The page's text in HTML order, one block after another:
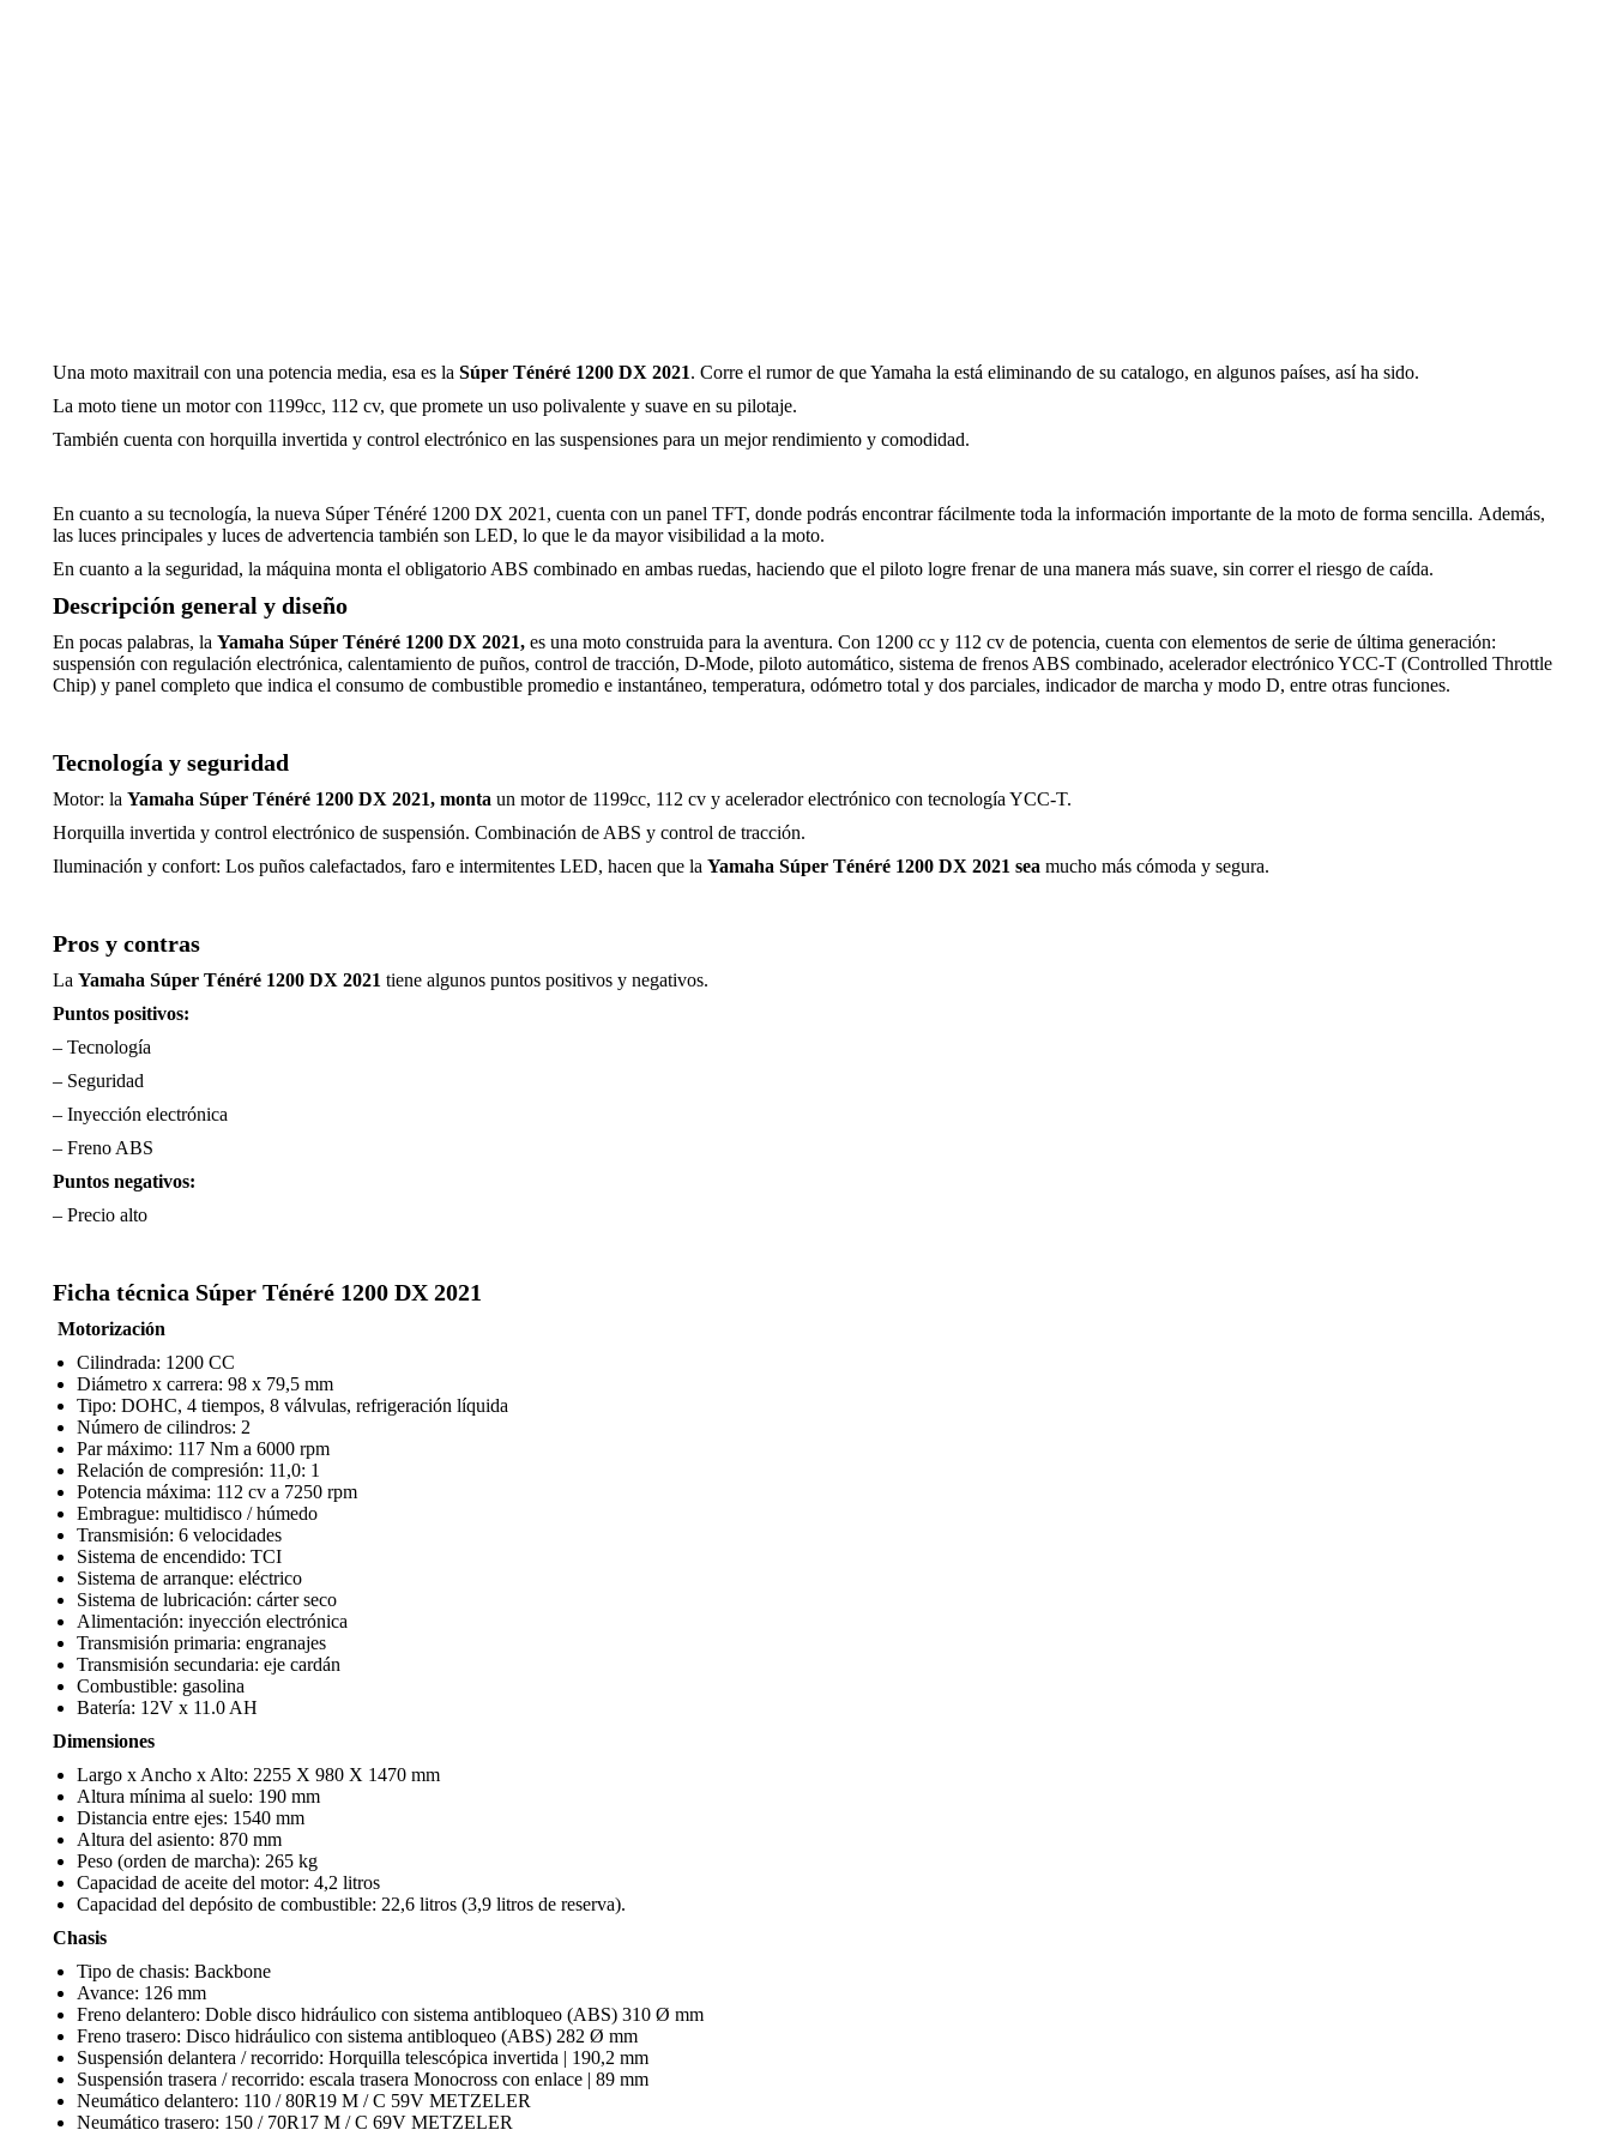
Una moto maxitrail con una potencia media, esa es la Súper Ténéré 1200 DX 2021. Corre el rumor de que Yamaha la está eliminando de su catalogo, en algunos países, así ha sido.
La moto tiene un motor con 1199cc, 112 cv, que promete un uso polivalente y suave en su pilotaje.
También cuenta con horquilla invertida y control electrónico en las suspensiones para un mejor rendimiento y comodidad.
En cuanto a su tecnología, la nueva Súper Ténéré 1200 DX 2021, cuenta con un panel TFT, donde podrás encontrar fácilmente toda la información importante de la moto de forma sencilla. Además,
las luces principales y luces de advertencia también son LED, lo que le da mayor visibilidad a la moto.
En cuanto a la seguridad, la máquina monta el obligatorio ABS combinado en ambas ruedas, haciendo que el piloto logre frenar de una manera más suave, sin correr el riesgo de caída.
Descripción general y diseño
En pocas palabras, la Yamaha Súper Ténéré 1200 DX 2021, es una moto construida para la aventura. Con 1200 cc y 112 cv de potencia, cuenta con elementos de serie de última generación:
suspensión con regulación electrónica, calentamiento de puños, control de tracción, D-Mode, piloto automático, sistema de frenos ABS combinado, acelerador electrónico YCC-T (Controlled Throttle
Chip) y panel completo que indica el consumo de combustible promedio e instantáneo, temperatura, odómetro total y dos parciales, indicador de marcha y modo D, entre otras funciones.
Tecnología y seguridad
Motor: la Yamaha Súper Ténéré 1200 DX 2021, monta un motor de 1199cc, 112 cv y acelerador electrónico con tecnología YCC-T.
Horquilla invertida y control electrónico de suspensión. Combinación de ABS y control de tracción.
Iluminación y confort: Los puños calefactados, faro e intermitentes LED, hacen que la Yamaha Súper Ténéré 1200 DX 2021 sea mucho más cómoda y segura.
Pros y contras
La Yamaha Súper Ténéré 1200 DX 2021 tiene algunos puntos positivos y negativos.
Puntos positivos:
– Tecnología
– Seguridad
– Inyección electrónica
– Freno ABS
Puntos negativos:
– Precio alto
Ficha técnica Súper Ténéré 1200 DX 2021
Motorización
Cilindrada: 1200 CC
Diámetro x carrera: 98 x 79,5 mm
Tipo: DOHC, 4 tiempos, 8 válvulas, refrigeración líquida
Número de cilindros: 2
Par máximo: 117 Nm a 6000 rpm
Relación de compresión: 11,0: 1
Potencia máxima: 112 cv a 7250 rpm
Embrague: multidisco / húmedo
Transmisión: 6 velocidades
Sistema de encendido: TCI
Sistema de arranque: eléctrico
Sistema de lubricación: cárter seco
Alimentación: inyección electrónica
Transmisión primaria: engranajes
Transmisión secundaria: eje cardán
Combustible: gasolina
Batería: 12V x 11.0 AH
Dimensiones
Largo x Ancho x Alto: 2255 X 980 X 1470 mm
Altura mínima al suelo: 190 mm
Distancia entre ejes: 1540 mm
Altura del asiento: 870 mm
Peso (orden de marcha): 265 kg
Capacidad de aceite del motor: 4,2 litros
Capacidad del depósito de combustible: 22,6 litros (3,9 litros de reserva).
Chasis
Tipo de chasis: Backbone
Avance: 126 mm
Freno delantero: Doble disco hidráulico con sistema antibloqueo (ABS) 310 Ø mm
Freno trasero: Disco hidráulico con sistema antibloqueo (ABS) 282 Ø mm
Suspensión delantera / recorrido: Horquilla telescópica invertida | 190,2 mm
Suspensión trasera / recorrido: escala trasera Monocross con enlace | 89 mm
Neumático delantero: 110 / 80R19 M / C 59V METZELER
Neumático trasero: 150 / 70R17 M / C 69V METZELER